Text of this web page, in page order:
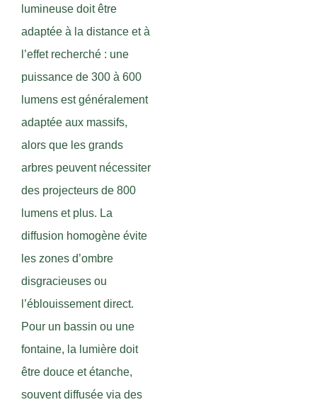
lumineuse doit être
adaptée à la distance et à
l’effet recherché : une
puissance de 300 à 600
lumens est généralement
adaptée aux massifs,
alors que les grands
arbres peuvent nécessiter
des projecteurs de 800
lumens et plus. La
diffusion homogène évite
les zones d’ombre
disgracieuses ou
l’éblouissement direct.
Pour un bassin ou une
fontaine, la lumière doit
être douce et étanche,
souvent diffusée via des